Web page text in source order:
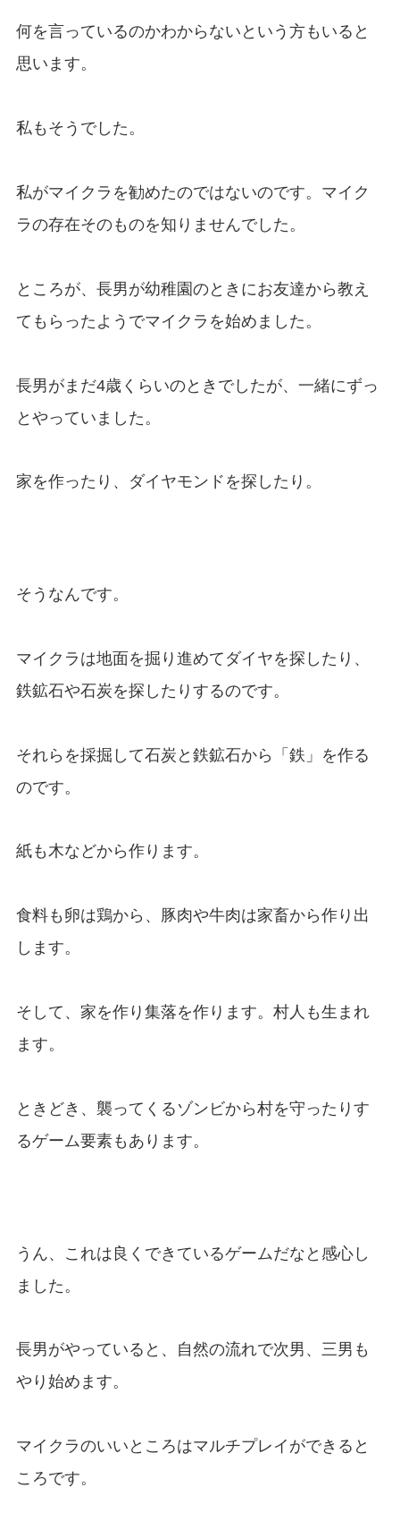
何を言っているのかわからないという方もいると
思います。
私もそうでした。
私がマイクラを勧めたのではないのです。マイク
ラの存在そのものを知りませんでした。
ところが、長男が幼稚園のときにお友達から教え
てもらったようでマイクラを始めました。
長男がまだ4歳くらいのときでしたが、一緒にずっ
とやっていました。
家を作ったり、ダイヤモンドを探したり。
そうなんです。
マイクラは地面を掘り進めてダイヤを探したり、
鉄鉱石や石炭を探したりするのです。
それらを採掘して石炭と鉄鉱石から「鉄」を作る
のです。
紙も木などから作ります。
食料も卵は鶏から、豚肉や牛肉は家畜から作り出
します。
そして、家を作り集落を作ります。村人も生まれ
ます。
ときどき、襲ってくるゾンビから村を守ったりす
るゲーム要素もあります。
うん、これは良くできているゲームだなと感心し
ました。
長男がやっていると、自然の流れで次男、三男も
やり始めます。
マイクラのいいところはマルチプレイができると
ころです。